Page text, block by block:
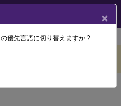
Citrix Secure Private Access-オンプレ
×
優先言語に切り替えますか ?